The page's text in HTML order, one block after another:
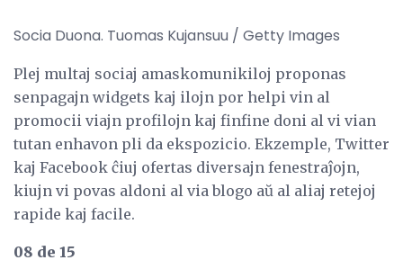
Socia Duona. Tuomas Kujansuu / Getty Images
Plej multaj sociaj amaskomunikiloj proponas
senpagajn widgets kaj ilojn por helpi vin al
promocii viajn profilojn kaj finfine doni al vi vian
tutan enhavon pli da ekspozicio. Ekzemple, Twitter
kaj Facebook ĉiuj ofertas diversajn fenestraĵojn,
kiujn vi povas aldoni al via blogo aŭ al aliaj retejoj
rapide kaj facile.
08 de 15